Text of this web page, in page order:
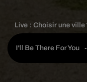
Live :Choisir une ville
I'll Be There For You -